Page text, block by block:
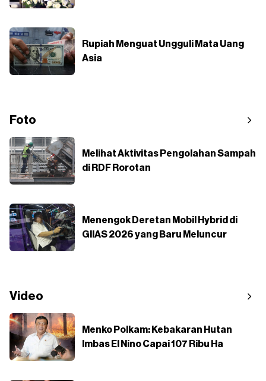
Rupiah Menguat Ungguli Mata Uang
Asia
Foto
Melihat Aktivitas Pengolahan Sampah
di RDF Rorotan
Menengok Deretan Mobil Hybrid di
GIIAS 2026 yang Baru Meluncur
Video
Menko Polkam: Kebakaran Hutan
Imbas El Nino Capai 107 Ribu Ha